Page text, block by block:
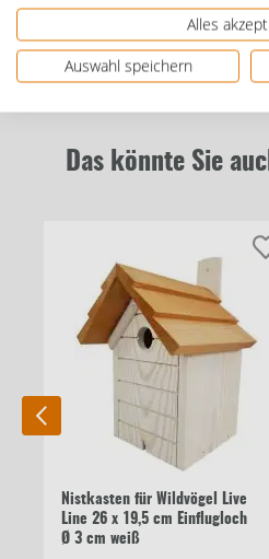
Das könnte Sie
Nistkasten für Wildvögel Live
Line 26 x 19,5 cm Einflugloch
Ø 3 cm weiß
Alles
Auswahl speichern